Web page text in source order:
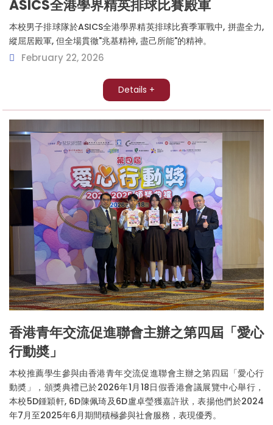
ASICS全港學界精英排球比賽殿軍
本校男子排球隊於ASICS全港學界精英排球比賽季軍戰中, 拼盡全力,
縱屈居殿軍, 但全場貫徹"兆基精神, 盡己所能"的精神。
February 22, 2026
Details +
香港青年交流促進聯會主辦之第四屆「愛心
行動奬」
本校推薦學生參與由香港青年交流促進聯會主辦之第四屆「愛心行
動奬」，頒獎典禮已於2026年1月18日假香港會議展覽中心舉行，
本校5D鍾穎軒, 6D陳佩琦及6D盧卓瑩獲嘉許狀，表揚他們於2024
年7月至2025年6月期間積極參與社會服務，表現優秀。